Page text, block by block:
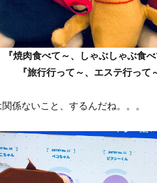
『焼肉食べて～、しゃぶしゃぶ食
『旅行行って～、エステ行って
係ないこと、するんだね。。。